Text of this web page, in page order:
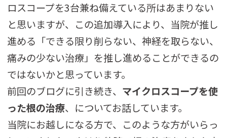
ロスコープを3台兼ね備えている所はあまりない
と思いますが、この追加導入により、当院が推し
進める「できる限り削らない、神経を取らない、
痛みの少ない治療」を推し進めることができるの
ではないかと思っています。
前回のブログに引き続き、 マイクロスコープを使
った根の治療、についてお話しています。
当院にお越しになる方で、このような方がいらっ